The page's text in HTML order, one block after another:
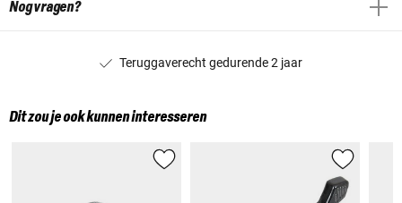
Nog vragen?
Teruggaverecht gedurende 2 jaar
Dit zou je ook kunnen interesseren